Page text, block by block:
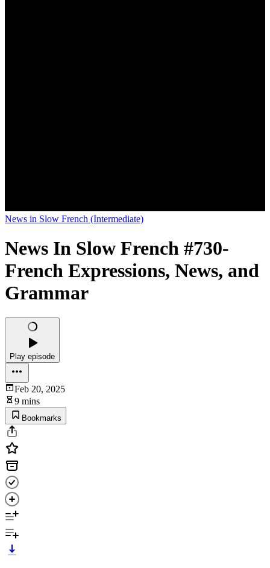
News in Slow French (Intermediate)
News In Slow French #730-
French Expressions, News, and
Grammar
Play episode
Feb 20, 2025
9 mins
Bookmarks